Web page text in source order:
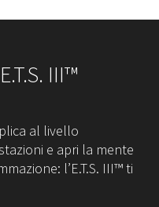
III™
al livello
e apri la mente
l’E.T.S. III™ ti